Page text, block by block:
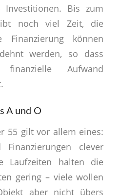
Investitionen. Bis zum
noch viel Zeit, die
können
werden, so dass
Aufwand
A und O
55 gilt vor allem eines:
Finanzierungen clever
Laufzeiten halten die
gering – viele wollen
aber nicht übers